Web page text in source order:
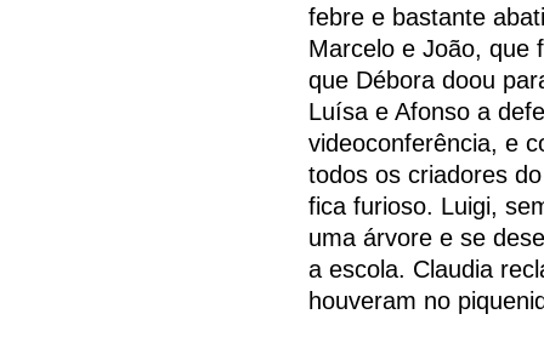
febre e bastante
Marcelo e João, que
que Débora doou
Luísa e Afonso a
videoconferência, e
todos os criadores
fica furioso. Luigi,
uma árvore e se
a escola. Claudia
houveram no